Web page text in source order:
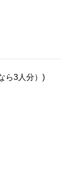
ら3人分）)